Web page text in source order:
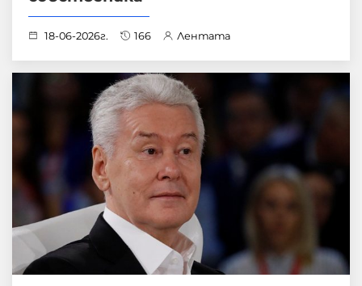
18-06-2026г. 166 Лентата